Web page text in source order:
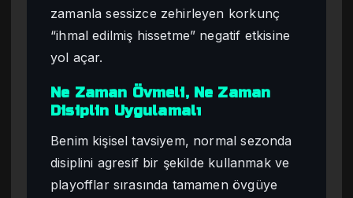
zamanla sessizce zehirleyen korkunç
“ihmal edilmiş hissetme” negatif etkisine
yol açar.
Ne Zaman Övmeli, Ne Zaman
Disiplin Uygulamalı
Benim kişisel tavsiyem, normal sezonda
disiplini agresif bir şekilde kullanmak ve
playofflar sırasında tamamen övgüye